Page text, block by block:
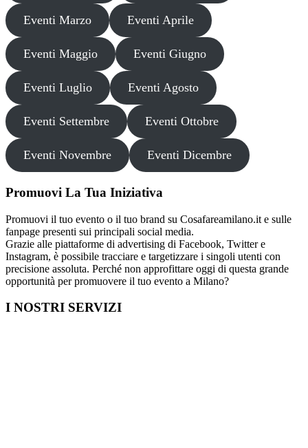
Eventi Marzo Eventi Aprile
Eventi Maggio Eventi Giugno
Eventi Luglio Eventi Agosto
Eventi Settembre Eventi Ottobre
Eventi Novembre Eventi Dicembre
Promuovi La Tua Iniziativa
Promuovi il tuo evento o il tuo brand su Cosafareamilano.it e sulle
fanpage presenti sui principali social media.
Grazie alle piattaforme di advertising di Facebook, Twitter e
Instagram, è possibile tracciare e targetizzare i singoli utenti con
precisione assoluta. Perché non approfittare oggi di questa grande
opportunità per promuovere il tuo evento a Milano?
I NOSTRI SERVIZI